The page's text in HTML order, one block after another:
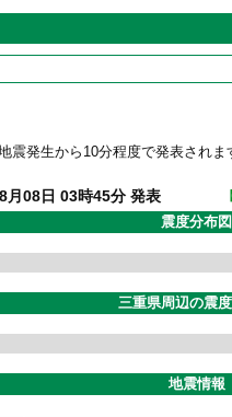
発生から10分程度で発表されま
月08日 03時45分 発表
震度分布図
三重県周辺の震
地震情報